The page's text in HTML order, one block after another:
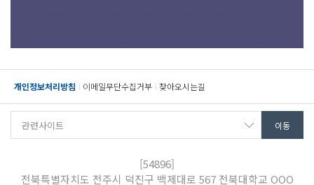
개인정보처리방침 이메일무단수집거부 찾아오시는길
[54896]
전북특별자치도 전주시 덕진구 백제대로 567 전북대학교 OOO